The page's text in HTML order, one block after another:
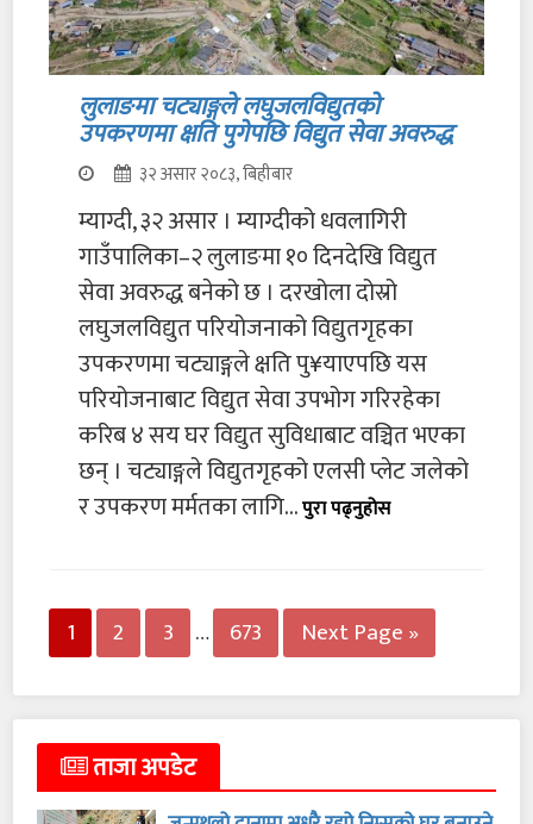
लुलाङमा चट्याङ्गले लघुजलविद्युतको
उपकरणमा क्षति पुगेपछि विद्युत सेवा अवरुद्ध
३२ असार २०८३, बिहीबार
म्याग्दी, ३२ असार । म्याग्दीको धवलागिरी
गाउँपालिका–२ लुलाङमा १० दिनदेखि विद्युत
सेवा अवरुद्ध बनेको छ । दरखोला दोस्रो
लघुजलविद्युत परियोजनाको विद्युतगृहका
उपकरणमा चट्याङ्गले क्षति पु¥याएपछि यस
परियोजनाबाट विद्युत सेवा उपभोग गरिरहेका
करिब ४ सय घर विद्युत सुविधाबाट वञ्चित भएका
छन् । चट्याङ्गले विद्युतगृहको एलसी प्लेट जलेको
र उपकरण मर्मतका लागि...पुरा पढ्नुहोस
1 2 3 … 673 Next Page »
ताजा अपडेट